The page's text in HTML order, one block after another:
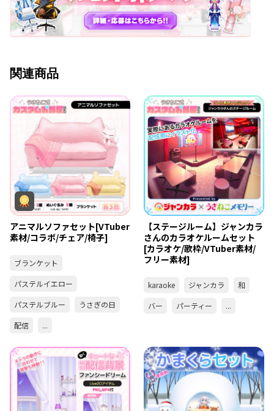
関連商品
アニマルソファセット[VTuber
素材/コラボ/チェア/椅子]
ブランケット
パステルイエロー
パステルブルー
うさぎの日
配信
...
【ステージルーム】ジャンカラ
さんのカラオケルームセット
[カラオケ/歌枠/VTuber素材/
フリー素材]
karaoke ジャンカラ
和
バー
パーティー ...